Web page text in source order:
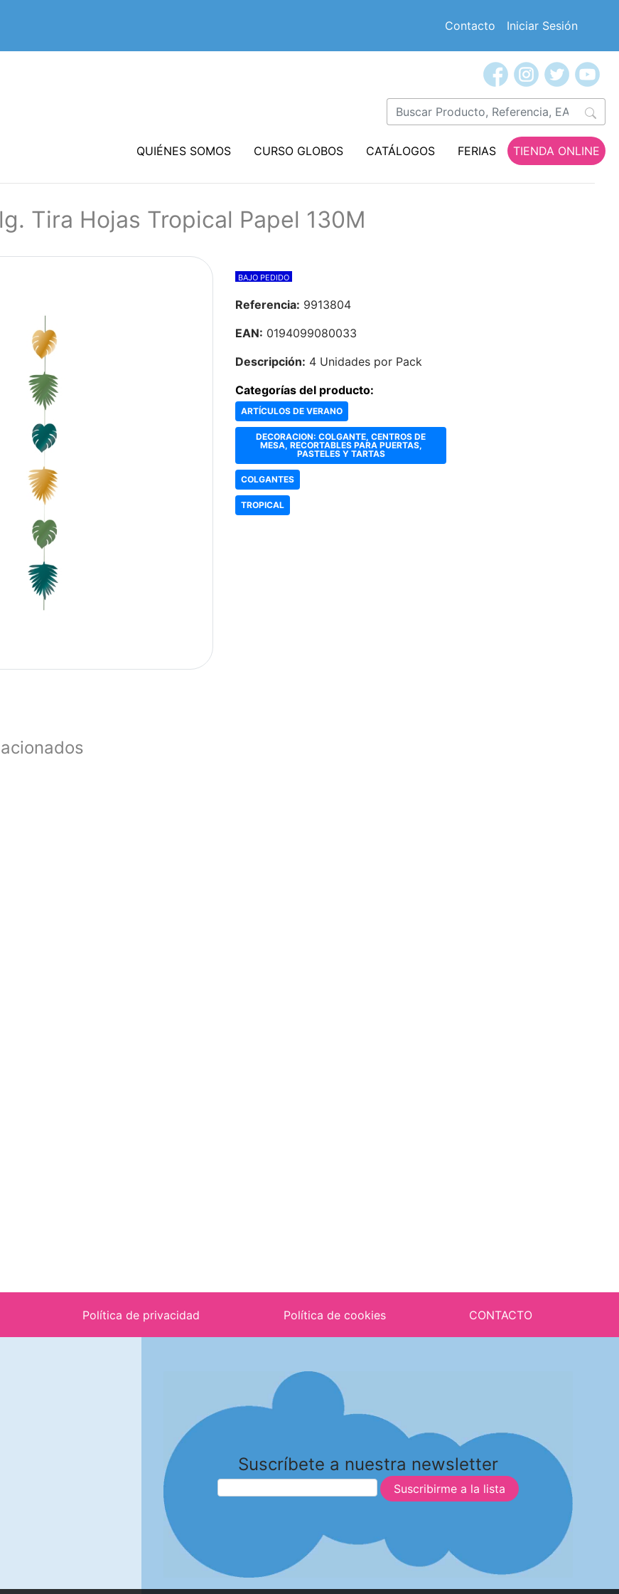
Contacto Iniciar Sesión
QUIÉNES SOMOS CURSO GLOBOS CATÁLOGOS FERIAS TIENDA ONLINE
Tira Hojas Tropical Papel 130M
BAJO PEDIDO
Referencia: 9913804
EAN: 0194099080033
Descripción: 4 Unidades por Pack
Categorías del producto:
ARTÍCULOS DE VERANO
DECORACION: COLGANTE, CENTROS DE
MESA, RECORTABLES PARA PUERTAS,
PASTELES Y TARTAS
COLGANTES
TROPICAL
Política de privacidad Política de cookies CONTACTO
Suscríbete a nuestra newsletter
Suscribirme a la lista